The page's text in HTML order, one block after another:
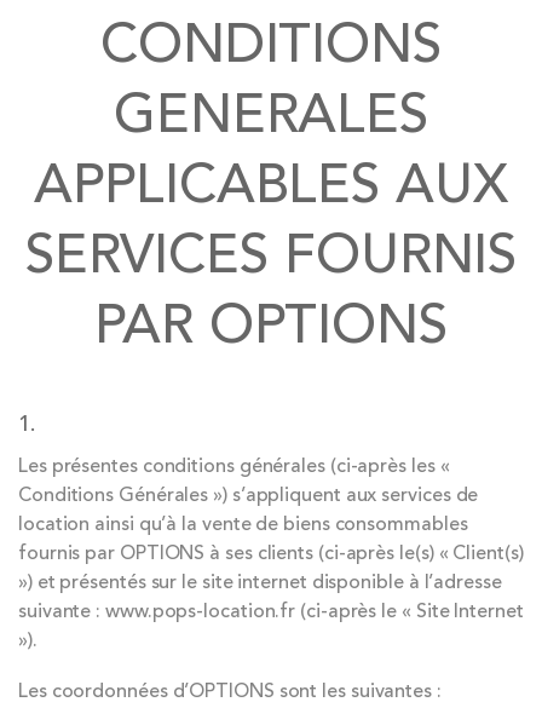
CONDITIONS
GENERALES
APPLICABLES AUX
SERVICES FOURNIS
PAR OPTIONS
1.
Les présentes conditions générales (ci-après les «
Conditions Générales ») s’appliquent aux services de
location ainsi qu’à la vente de biens consommables
fournis par OPTIONS à ses clients (ci-après le(s) « Client(s)
») et présentés sur le site internet disponible à l’adresse
suivante : www.pops-location.fr (ci-après le « Site Internet
»).
Les coordonnées d’OPTIONS sont les suivantes :